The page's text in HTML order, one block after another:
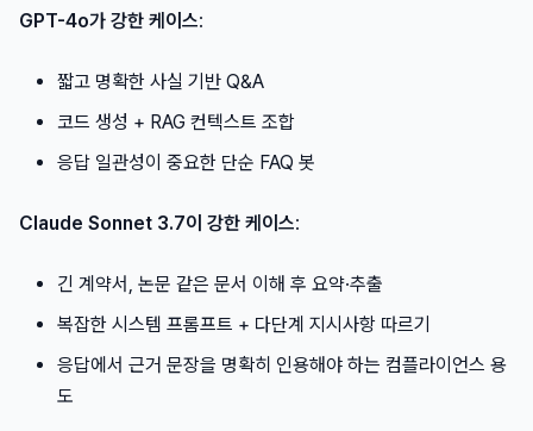
GPT-4o가 강한 케이스:
짧고 명확한 사실 기반 Q&A
코드 생성 + RAG 컨텍스트 조합
응답 일관성이 중요한 단순 FAQ 봇
Claude Sonnet 3.7이 강한 케이스:
긴 계약서, 논문 같은 문서 이해 후 요약·추출
복잡한 시스템 프롬프트 + 다단계 지시사항 따르기
응답에서 근거 문장을 명확히 인용해야 하는 컴플라이언스 용
도